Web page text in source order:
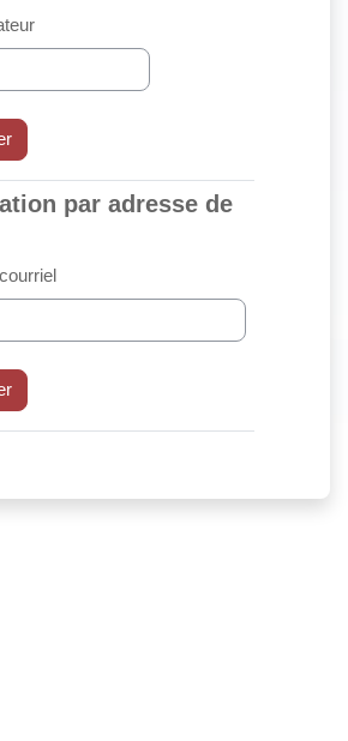
par adresse de courriel
par adresse de